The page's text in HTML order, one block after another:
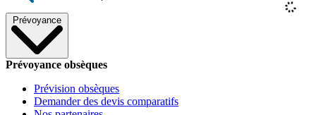
Prévoyance
Prévoyance obsèques
Prévision obsèques
Demander des devis comparatifs